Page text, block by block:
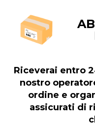
Riceverai entro
nostro
ordine e
assicurati di